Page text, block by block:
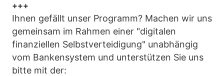
+++
Ihnen gefällt unser Programm? Machen wir uns
gemeinsam im Rahmen einer "digitalen
finanziellen Selbstverteidigung" unabhängig
vom Bankensystem und unterstützen Sie uns
bitte mit der: